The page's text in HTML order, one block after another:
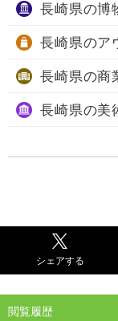
長崎県の博
長崎県のア
長崎県の商
長崎県の美
シェアする
閲覧履歴